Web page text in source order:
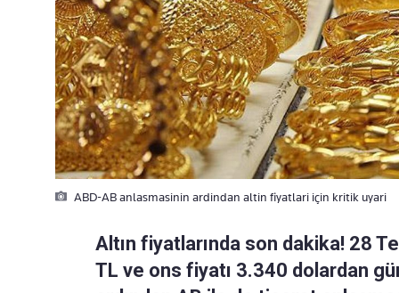
ABD-AB anlasmasinin ardindan altin fiyatlari için kritik uyari
Altın fiyatlarında son dakika! 28
TL ve ons fiyatı 3.340 dolardan